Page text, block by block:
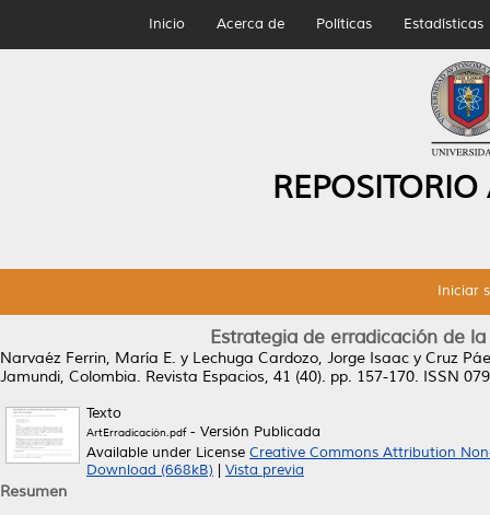
Inicio Acerca de Políticas Estadísticas
Iniciar
Estrategia de erradicación de
Narvaéz Ferrin, María E. y Lechuga Cardozo, Jorge Isaac y Cruz
Jamundi, Colombia. Revista Espacios, 41 (40). pp. 157-170. ISSN
Texto
ArtErradicación.pdf- Versión Publicada
Available under License Creative Commons Attribution
Download (668kB)
Vista previa
Resumen